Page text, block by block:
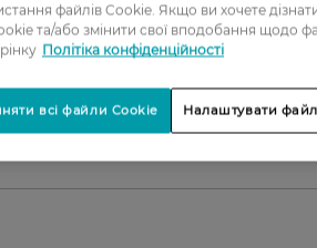
вечірнього образу.
файлів Cookie. Якщо ви хочете
та/або змінити свої вподобання щодо
Політіка конфіденційності
Налаштувати
всі файли Cookie